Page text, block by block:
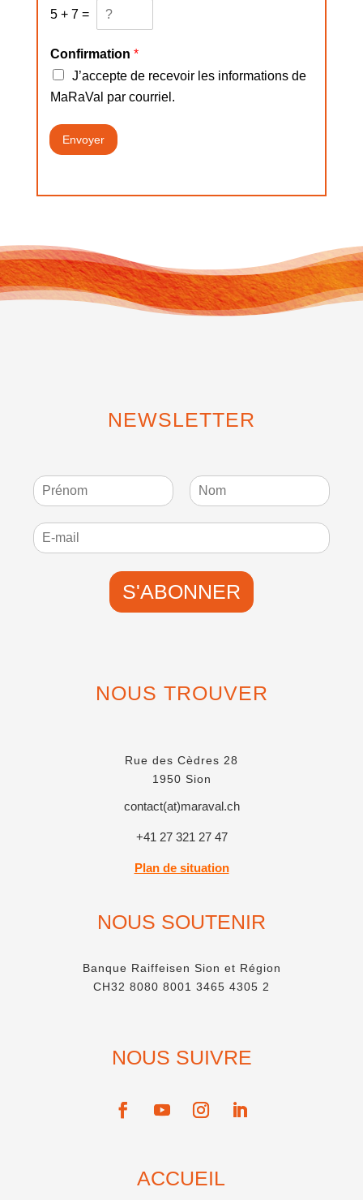
5 + 7 =
Confirmation*
J’accepte de recevoir les informations de
MaRaVal par courriel.
Envoyer
NEWSLETTER
é
n
o
S'ABONNER
NOUS TROUVER
Rue des Cèdres 28
1950 Sion
contact(at)maraval.ch
+41 27 321 27 47
Plan de situation
NOUS SOUTENIR
Banque Raiffeisen Sion et Région
CH32 8080 8001 3465 4305 2
NOUS SUIVRE
ACCUEIL